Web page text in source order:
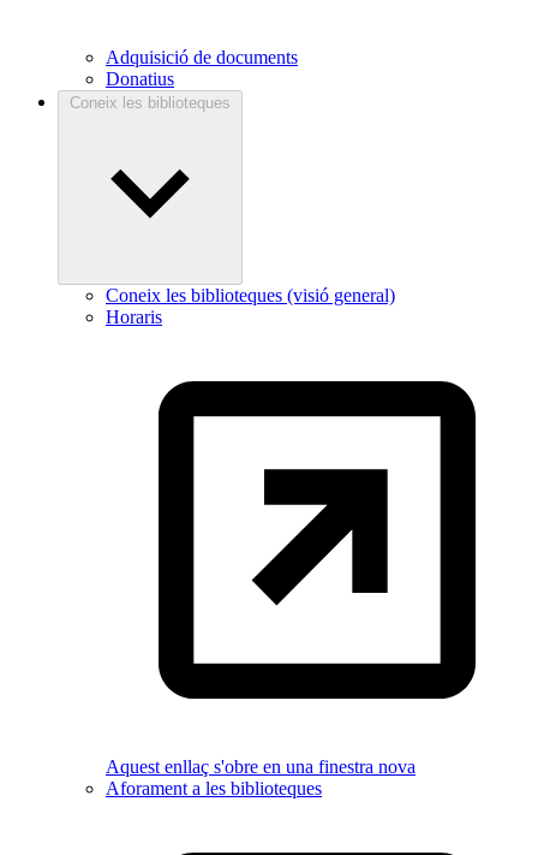
Adquisició de documents
Donatius
Coneix les biblioteques
Coneix les biblioteques (visió general)
Horaris
Aquest enllaç s'obre en una finestra nova
Aforament a les biblioteques